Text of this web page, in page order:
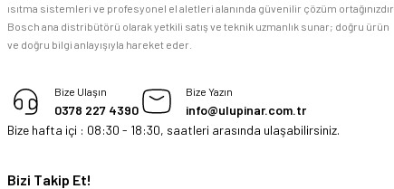
M... K... | 04/05/2026
ısıtma sistemleri ve profesyonel el aletleri alanında güvenilir çözüm ortağınızdır.
Bosch ana distribütörü olarak yetkili satış ve teknik uzmanlık sunar; doğru ürün
ve doğru bilgi anlayışıyla hareket eder.
Bize Ulaşın
0378 227 4390
Bize Yazın
info@ulupinar.com.tr
Bize hafta içi : 08:30 - 18:30, saatleri arasında ulaşabilirsiniz.
Bizi Takip Et!